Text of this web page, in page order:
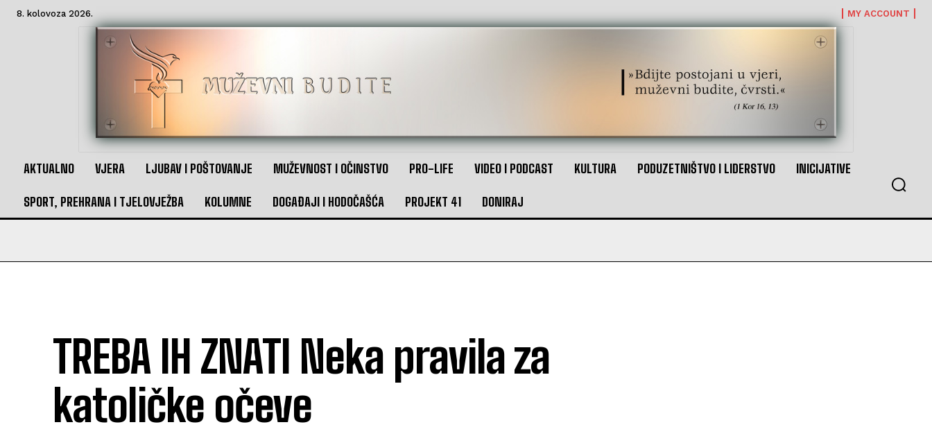
8. kolovoza 2026. MY ACCOUNT
AKTUALNO VJERA LJUBAV I POŠTOVANJE MUŽEVNOST I OČINSTVO PRO-LIFE VIDEO I PODCAST KULTURA PODUZETNIŠTVO I LIDERSTVO INICIJATIVE
SPORT, PREHRANA I TJELOVJEŽBA KOLUMNE DOGAĐAJI I HODOČAŠĆA PROJEKT 41 DONIRAJ
TREBA IH ZNATI Neka pravila za
katoličke očeve